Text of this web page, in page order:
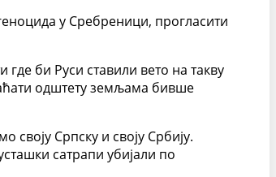
у Сребреници, прогласити
би Руси ставили вето на такву
одштету земљама бивше
Српску и своју Србију.
сатрапи убијали по